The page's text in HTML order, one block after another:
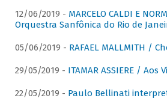
12/06/2019 - MARCELO CALDI E
Orquestra Sanfônica do Rio de
05/06/2019 - RAFAEL MALLMITH /
29/05/2019 - ITAMAR ASSIERE / Aos
22/05/2019 - Paulo Bellinati